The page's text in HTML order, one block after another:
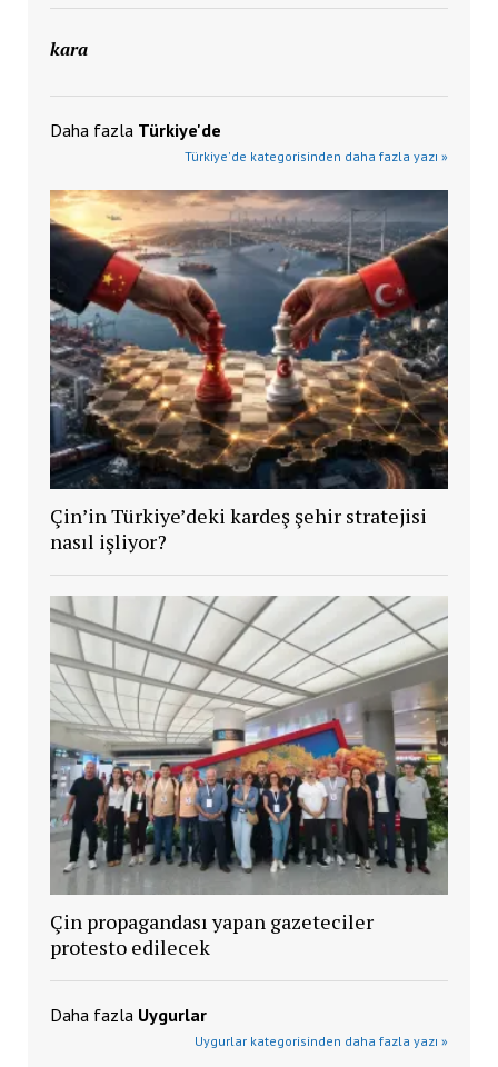
kara
Daha fazla Türkiye'de
Türkiye'de kategorisinden daha fazla yazı »
Çin’in Türkiye’deki kardeş şehir stratejisi
nasıl işliyor?
Çin propagandası yapan gazeteciler
protesto edilecek
Daha fazla Uygurlar
Uygurlar kategorisinden daha fazla yazı »